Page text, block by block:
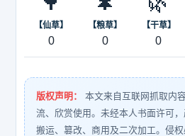
【仙草】
0
【粮草】
0
【干草】
0
版权声明：
本文来自互联网抓取内
流、欣赏使用。未经本人书面许可，
搬运、篡改、商用及二次加工。侵